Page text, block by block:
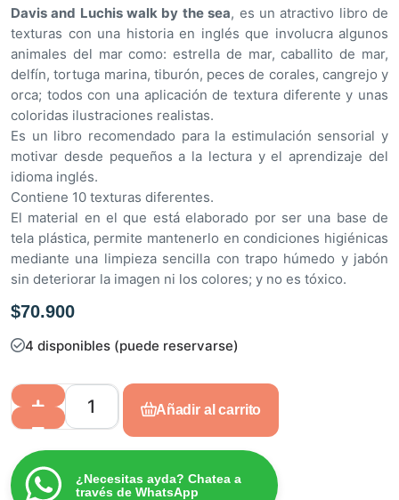
d
o
e
n
0
d
e
5
Davis and Luchis walk by the sea, es un atractivo libro de
texturas con una historia en inglés que involucra algunos
animales del mar como: estrella de mar, caballito de mar,
delfín, tortuga marina, tiburón, peces de corales, cangrejo y
orca; todos con una aplicación de textura diferente y unas
coloridas ilustraciones realistas.
Es un libro recomendado para la estimulación sensorial y
motivar desde pequeños a la lectura y el aprendizaje del
idioma inglés.
Contiene 10 texturas diferentes.
El material en el que está elaborado por ser una base de
tela plástica, permite mantenerlo en condiciones higiénicas
mediante una limpieza sencilla con trapo húmedo y jabón
sin deteriorar la imagen ni los colores; y no es tóxico.
$70.900
4 disponibles (puede reservarse)
Añadir al carrito
¿Necesitas ayda? Chatea a
través de WhatsApp